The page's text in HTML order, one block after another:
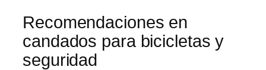
Recomendaciones en
candados para bicicletas y
seguridad